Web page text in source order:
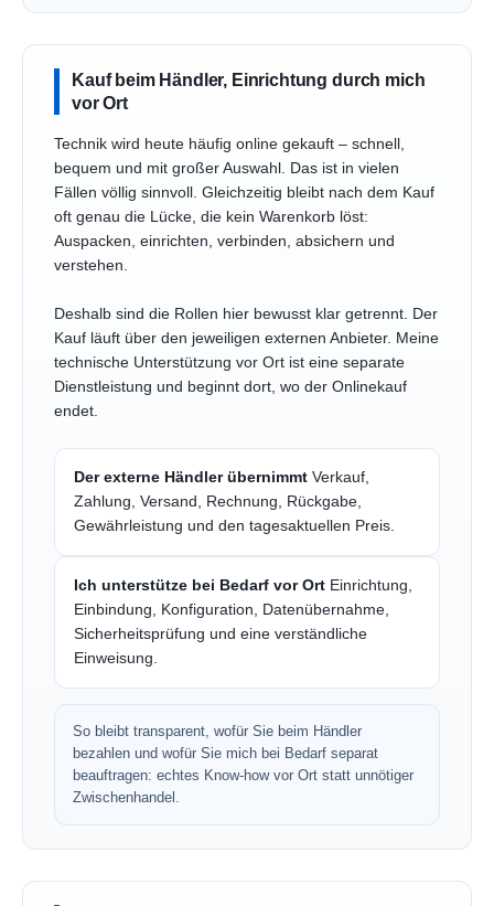
Kauf beim Händler, Einrichtung durch mich
vor Ort
Technik wird heute häufig online gekauft – schnell,
bequem und mit großer Auswahl. Das ist in vielen
Fällen völlig sinnvoll. Gleichzeitig bleibt nach dem Kauf
oft genau die Lücke, die kein Warenkorb löst:
Auspacken, einrichten, verbinden, absichern und
verstehen.
Deshalb sind die Rollen hier bewusst klar getrennt. Der
Kauf läuft über den jeweiligen externen Anbieter. Meine
technische Unterstützung vor Ort ist eine separate
Dienstleistung und beginnt dort, wo der Onlinekauf
endet.
Der externe Händler übernimmt Verkauf,
Zahlung, Versand, Rechnung, Rückgabe,
Gewährleistung und den tagesaktuellen Preis.
Ich unterstütze bei Bedarf vor Ort Einrichtung,
Einbindung, Konfiguration, Datenübernahme,
Sicherheitsprüfung und eine verständliche
Einweisung.
So bleibt transparent, wofür Sie beim Händler
bezahlen und wofür Sie mich bei Bedarf separat
beauftragen: echtes Know-how vor Ort statt unnötiger
Zwischenhandel.